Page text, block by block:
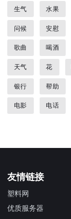
生气 水果
问候 安慰
歌曲 喝酒
天气 花
银行 帮助
电影 电话
友情链接
塑料网
优质服务器